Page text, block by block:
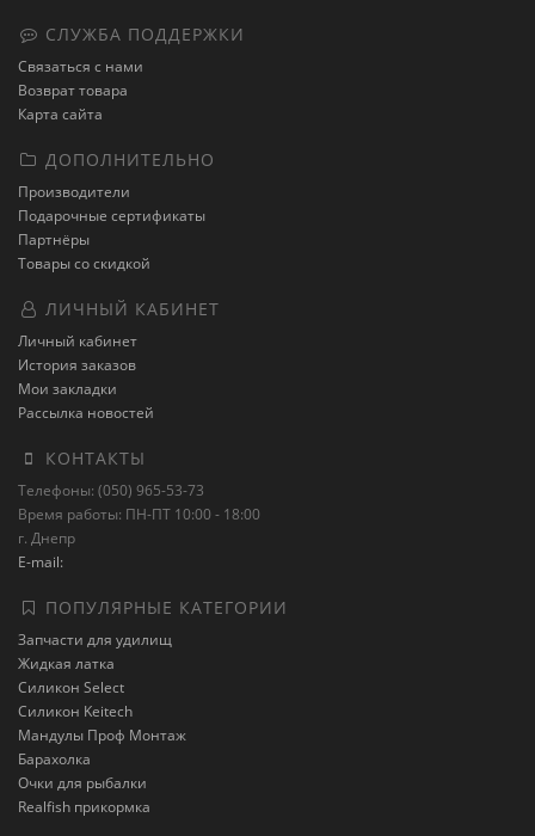
СЛУЖБА ПОДДЕРЖКИ
Связаться с нами
Возврат товара
Карта сайта
ДОПОЛНИТЕЛЬНО
Производители
Подарочные сертификаты
Партнёры
Товары со скидкой
ЛИЧНЫЙ КАБИНЕТ
Личный кабинет
История заказов
Мои закладки
Рассылка новостей
КОНТАКТЫ
Телефоны: (050) 965-53-73
Время работы: ПН-ПТ 10:00 - 18:00
г. Днепр
E-mail:
ПОПУЛЯРНЫЕ КАТЕГОРИИ
Запчасти для удилищ
Жидкая латка
Силикон Select
Силикон Keitech
Мандулы Проф Монтаж
Барахолка
Очки для рыбалки
Realfish прикормка